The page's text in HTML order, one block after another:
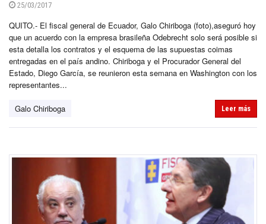
25/03/2017
QUITO.- El fiscal general de Ecuador, Galo Chiriboga (foto),aseguró hoy
que un acuerdo con la empresa brasileña Odebrecht solo será posible si
esta detalla los contratos y el esquema de las supuestas coimas
entregadas en el país andino. Chiriboga y el Procurador General del
Estado, Diego García, se reunieron esta semana en Washington con los
representantes...
Galo Chiriboga Leer más